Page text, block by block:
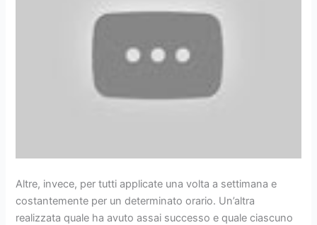
Altre, invece, per tutti applicate una volta a settimana e
costantemente per un determinato orario. Un’altra
realizzata quale ha avuto assai successo e quale ciascuno